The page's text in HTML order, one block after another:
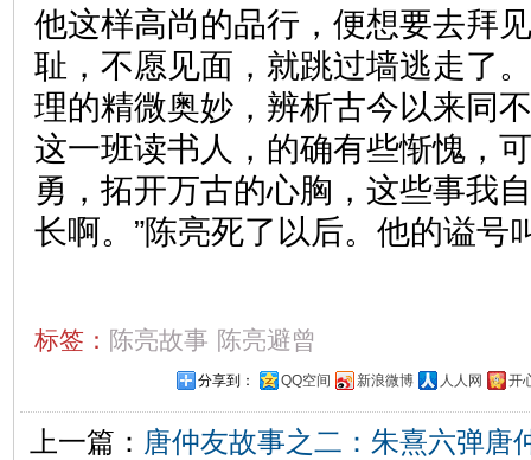
他这样高尚的品行，便想要去拜
耻，不愿见面，就跳过墙逃走了
理的精微奥妙，辨析古今以来同
这一班读书人，的确有些惭愧，
勇，拓开万古的心胸，这些事我
长啊。”陈亮死了以后。他的谥号
标签： 陈亮故事 陈亮避曾
分享到： QQ空间 新浪微博 人人网 开
上一篇： 唐仲友故事之二：朱熹六弹唐